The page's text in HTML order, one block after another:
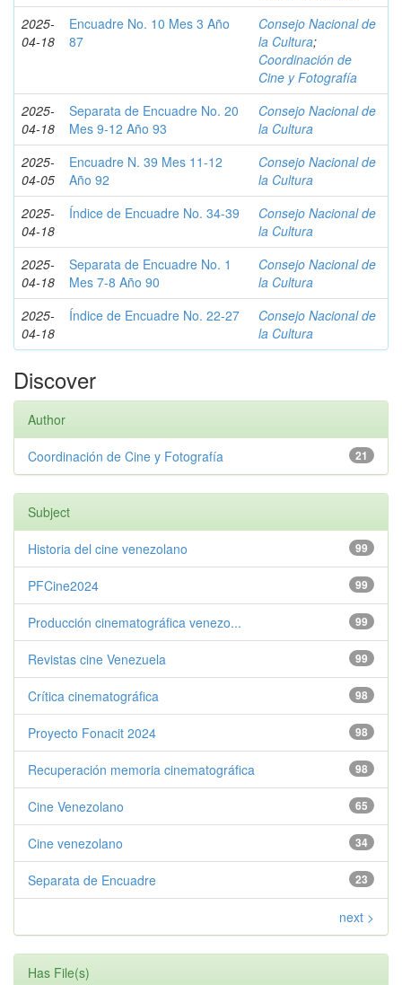
2025-
04-18
Encuadre No. 10 Mes 3 Año
87
Consejo Nacional de
la Cultura;
Coordinación de
Cine y Fotografía
2025-
04-18
Separata de Encuadre No. 20
Mes 9-12 Año 93
Consejo Nacional de
la Cultura
2025-
04-05
Encuadre N. 39 Mes 11-12
Año 92
Consejo Nacional de
la Cultura
2025-
04-18
Índice de Encuadre No. 34-39
Consejo Nacional de
la Cultura
2025-
04-18
Separata de Encuadre No. 1
Mes 7-8 Año 90
Consejo Nacional de
la Cultura
2025-
04-18
Índice de Encuadre No. 22-27
Consejo Nacional de
la Cultura
Discover
Author
21
Coordinación de Cine y Fotografía
Subject
99
Historia del cine venezolano
99
PFCine2024
99
Producción cinematográfica venezo...
99
Revistas cine Venezuela
98
Crítica cinematográfica
98
Proyecto Fonacit 2024
98
Recuperación memoria cinematográfica
65
Cine Venezolano
34
Cine venezolano
23
Separata de Encuadre
next >
Has File(s)